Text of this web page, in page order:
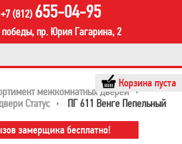
+7 (812) 655-04-95
пр. Юрия Гагарина, 2
Корзина пуста
межкомнатных дверей
Статус
ПГ 611 Венге Пепельный